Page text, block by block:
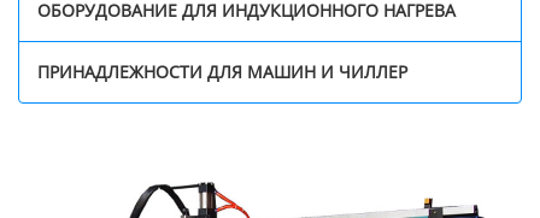
ОБОРУДОВАНИЕ ДЛЯ ИНДУКЦИОННОГО НАГРЕВА
ПРИНАДЛЕЖНОСТИ ДЛЯ МАШИН И ЧИЛЛЕР